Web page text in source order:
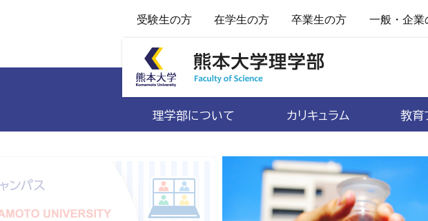
受験生の方 在学生の方 卒業生の方 一般・企業
理学部について カリキュラム 教育